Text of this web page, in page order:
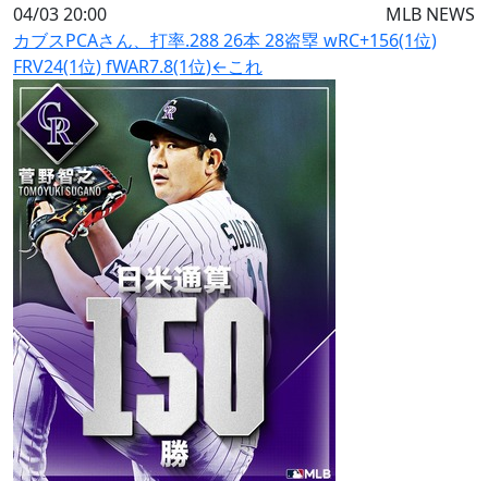
04/03 20:00
MLB NEWS
カブスPCAさん、打率.288 26本 28盗塁 wRC+156(1位)
FRV24(1位) fWAR7.8(1位)←これ